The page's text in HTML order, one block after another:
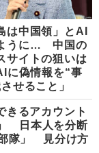
は中国領」とAI
うに… 中国の
サイトの狙いは
に偽情報を“事
せること」
きるアカウント
日本人を分断
隊」 見分け方